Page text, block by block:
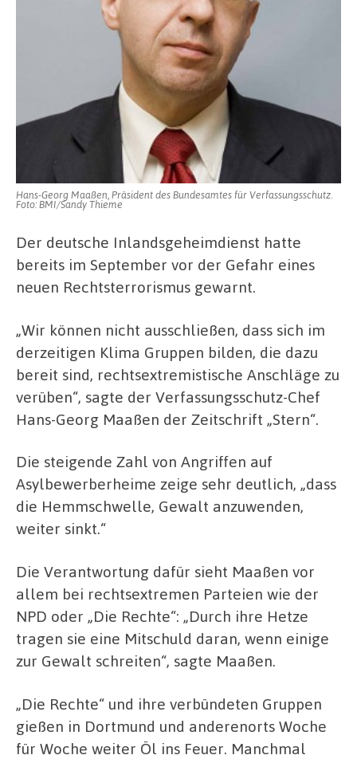
Hans-Georg Maaßen, Präsident des Bundesamtes für Verfassungsschutz.
Foto: BMI/Sandy Thieme
Der deutsche Inlandsgeheimdienst hatte
bereits im September vor der Gefahr eines
neuen Rechtsterrorismus gewarnt.
„Wir können nicht ausschließen, dass sich im
derzeitigen Klima Gruppen bilden, die dazu
bereit sind, rechtsextremistische Anschläge zu
verüben“, sagte der Verfassungsschutz-Chef
Hans-Georg Maaßen der Zeitschrift „Stern“.
Die steigende Zahl von Angriffen auf
Asylbewerberheime zeige sehr deutlich, „dass
die Hemmschwelle, Gewalt anzuwenden,
weiter sinkt.“
Die Verantwortung dafür sieht Maaßen vor
allem bei rechtsextremen Parteien wie der
NPD oder „Die Rechte“: „Durch ihre Hetze
tragen sie eine Mitschuld daran, wenn einige
zur Gewalt schreiten“, sagte Maaßen.
„Die Rechte“ und ihre verbündeten Gruppen
gießen in Dortmund und anderenorts Woche
für Woche weiter Öl ins Feuer. Manchmal